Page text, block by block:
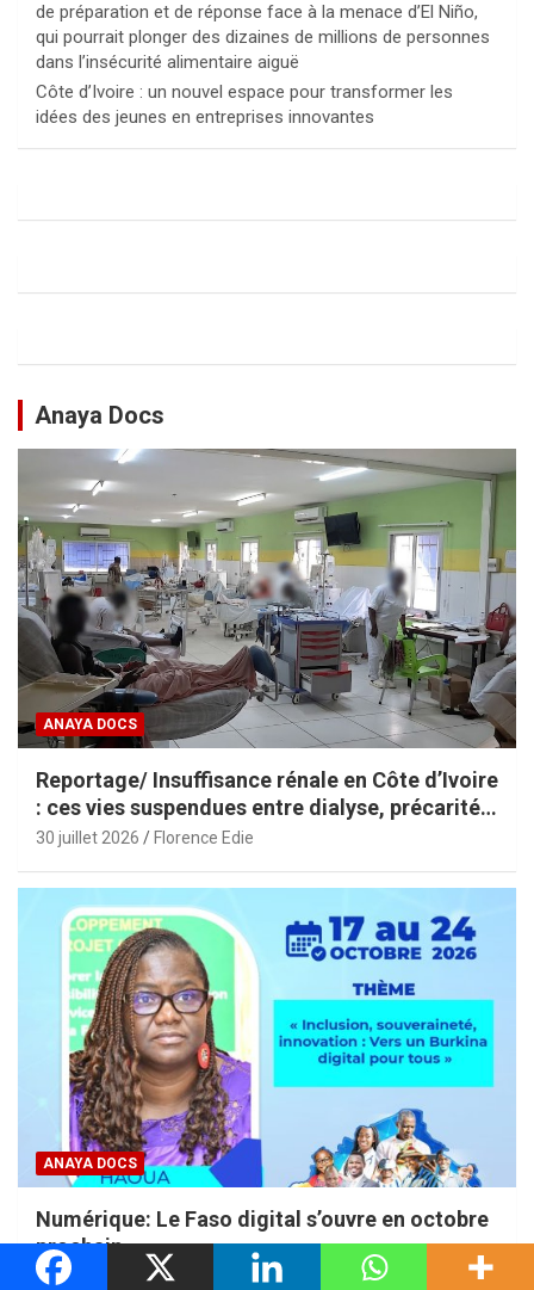
de préparation et de réponse face à la menace d’El Niño,
qui pourrait plonger des dizaines de millions de personnes
dans l’insécurité alimentaire aiguë
Côte d’Ivoire : un nouvel espace pour transformer les
idées des jeunes en entreprises innovantes
Anaya Docs
ANAYA DOCS
Reportage/ Insuffisance rénale en Côte d’Ivoire
: ces vies suspendues entre dialyse, précarité
et espoir
30 juillet 2026 Florence Edie
ANAYA DOCS
Numérique: Le Faso digital s’ouvre en octobre
prochain
27 juillet 2026 Florence Edie